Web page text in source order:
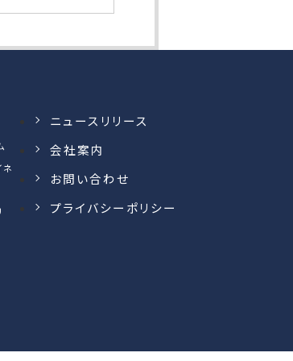
ニュースリリース
会社案内
お問い合わせ
プライバシーポリシー